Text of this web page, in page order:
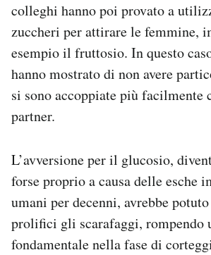
colleghi hanno poi provato a
zuccheri per attirare le femmine,
esempio il fruttosio. In questo
hanno mostrato di non avere
si sono accoppiate più facilmente
partner.
L’avversione per il glucosio,
forse proprio a causa delle esche
umani per decenni, avrebbe
prolifici gli scarafaggi, rompendo
fondamentale nella fase di